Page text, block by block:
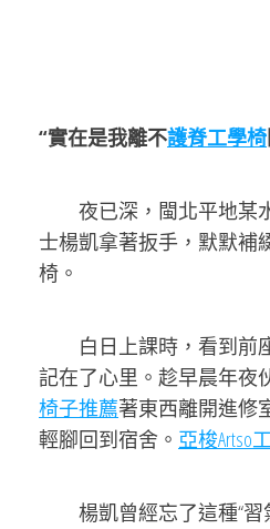
“實在是我離不護脊工學椅
夜已深，閩北平地某
士楊凱拿著扳手，默默補
椅。
白日上課時，看到前
記在了心里。趁早晨年夜
椅子推薦著東西離開進修
輕腳回到宿舍。 亞梭Artso
楊凱曾經忘了這種“習